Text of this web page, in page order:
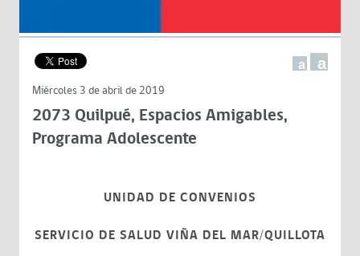
a a
Miércoles 3 de abril de 2019
2073 Quilpué, Espacios Amigables,
Programa Adolescente
UNIDAD DE CONVENIOS
SERVICIO DE SALUD VIÑA DEL MAR/QUILLOTA